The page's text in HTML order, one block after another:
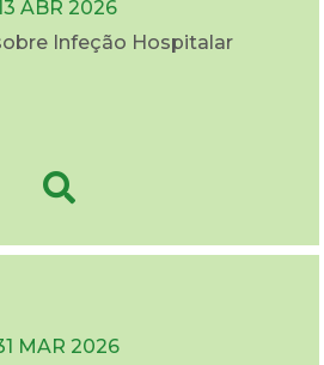
ABR 2026
Infeção Hospitalar
MAR 2026